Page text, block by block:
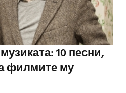
10 песни,
филмите му